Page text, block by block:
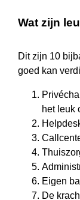
Wat zijn
Dit zijn 10
goed kan
het leuk
Eigen
De